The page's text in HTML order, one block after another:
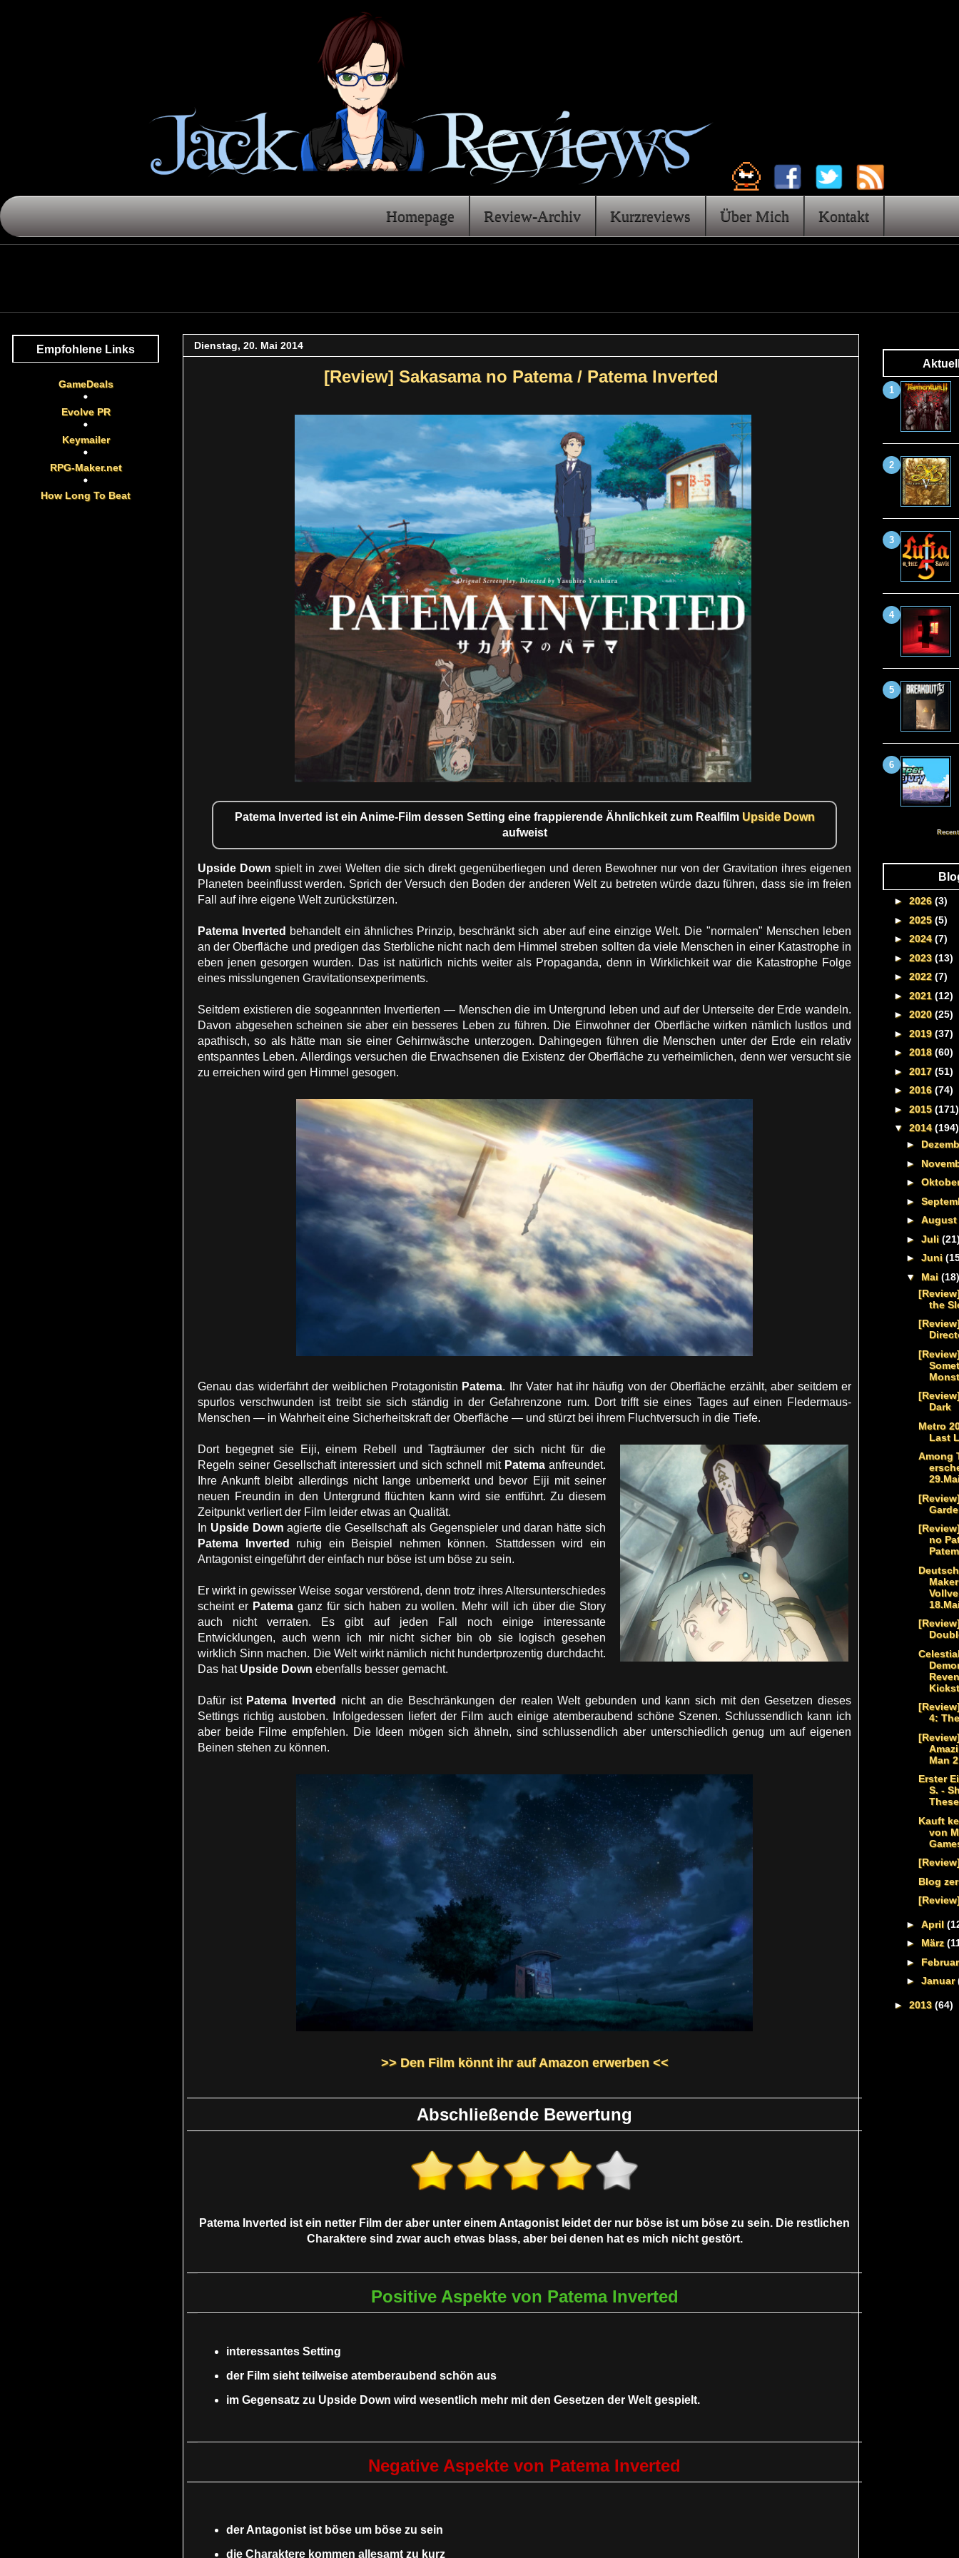
Homepage Review-Archiv Kurzreviews Über Mich Kontakt
Dienstag, 20. Mai 2014
[Review] Sakasama no Patema / Patema Inverted
Patema Inverted ist ein Anime-Film dessen Setting eine frappierende Ähnlichkeit zum Realfilm Upside Down
aufweist
Upside Down spielt in zwei Welten die sich direkt gegenüberliegen und deren Bewohner nur von der Gravitation ihres eigenen
Planeten beeinflusst werden. Sprich der Versuch den Boden der anderen Welt zu betreten würde dazu führen, dass sie im freien
Fall auf ihre eigene Welt zurückstürzen.
Patema Inverted behandelt ein ähnliches Prinzip, beschränkt sich aber auf eine einzige Welt. Die "normalen" Menschen leben
an der Oberfläche und predigen das Sterbliche nicht nach dem Himmel streben sollten da viele Menschen in einer Katastrophe in
eben jenen gesorgen wurden. Das ist natürlich nichts weiter als Propaganda, denn in Wirklichkeit war die Katastrophe Folge
eines misslungenen Gravitationsexperiments.
Seitdem existieren die sogeannnten Invertierten — Menschen die im Untergrund leben und auf der Unterseite der Erde wandeln.
Davon abgesehen scheinen sie aber ein besseres Leben zu führen. Die Einwohner der Oberfläche wirken nämlich lustlos und
apathisch, so als hätte man sie einer Gehirnwäsche unterzogen. Dahingegen führen die Menschen unter der Erde ein relativ
entspanntes Leben. Allerdings versuchen die Erwachsenen die Existenz der Oberfläche zu verheimlichen, denn wer versucht sie
zu erreichen wird gen Himmel gesogen.
Genau das widerfährt der weiblichen Protagonistin Patema. Ihr Vater hat ihr häufig von der Oberfläche erzählt, aber seitdem er
spurlos verschwunden ist treibt sie sich ständig in der Gefahrenzone rum. Dort trifft sie eines Tages auf einen Fledermaus-
Menschen — in Wahrheit eine Sicherheitskraft der Oberfläche — und stürzt bei ihrem Fluchtversuch in die Tiefe.
Dort begegnet sie Eiji, einem Rebell und Tagträumer der sich nicht für die
Regeln seiner Gesellschaft interessiert und sich schnell mit Patema anfreundet.
Ihre Ankunft bleibt allerdings nicht lange unbemerkt und bevor Eiji mit seiner
neuen Freundin in den Untergrund flüchten kann wird sie entführt. Zu diesem
Zeitpunkt verliert der Film leider etwas an Qualität.
In Upside Down agierte die Gesellschaft als Gegenspieler und daran hätte sich
Patema Inverted
ruhig ein Beispiel nehmen können. Stattdessen wird ein
Antagonist eingeführt der einfach nur böse ist um böse zu sein.
Er wirkt in gewisser Weise sogar verstörend, denn trotz ihres Altersunterschiedes
scheint er Patemaganz für sich haben zu wollen. Mehr will ich über die Story
auch nicht verraten. Es gibt auf jeden Fall noch einige interessante
Entwicklungen, auch wenn ich mir nicht sicher bin ob sie logisch gesehen
wirklich Sinn machen. Die Welt wirkt nämlich nicht hundertprozentig durchdacht.
Das hat Upside Down ebenfalls besser gemacht.
Dafür ist Patema Inverted
nicht an die Beschränkungen der realen Welt gebunden und kann sich mit den Gesetzen dieses
Settings richtig austoben. Infolgedessen liefert der Film auch einige atemberaubend schöne Szenen. Schlussendlich kann ich
aber beide Filme empfehlen. Die Ideen mögen sich ähneln, sind schlussendlich aber unterschiedlich genug um auf eigenen
Beinen stehen zu können.
>> Den Film könnt ihr auf Amazon erwerben <<
Abschließende Bewertung
Patema Inverted ist ein netter Film der aber unter einem Antagonist leidet der nur böse ist um böse zu sein. Die restlichen
Charaktere sind zwar auch etwas blass, aber bei denen hat es mich nicht gestört.
Positive Aspekte von Patema Inverted
interessantes Setting
der Film sieht teilweise atemberaubend schön aus
im Gegensatz zu Upside Down wird wesentlich mehr mit den Gesetzen der Welt gespielt.
Negative Aspekte von Patema Inverted
der Antagonist ist böse um böse zu sein
die Charaktere kommen allesamt zu kurz
Empfohlene Links
GameDeals
Evolve PR
Keymailer
RPG-Maker.net
How Long To Beat
► 2026(3)
► 2025(5)
► 2024(7)
► 2023(13)
► 2022 (7)
► 2021 (12)
► 2020(25)
► 2019(37)
► 2018(60)
► 2017(51)
► 2016(74)
► 2015(171)
▼ 2014(194)
►
►
►
►
► August
► Juli
► Juni
▼ Mai (18)
the
Dark
Metro
Last
Among
no
Maker
4:
Man 2
Erster
S. -
Kauft
von
Blog
► April
► März
►
► Januar
► 2013(64)